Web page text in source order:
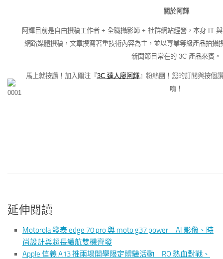
關於阿輝
阿輝目前是自由撰稿工作者 + 全職攝影師 + 社群網站經營，本身 IT
網路媒體撰稿，文章撰寫著重技術內容為主，並以專業等級產品拍攝
新聞節目常在的 3C 產品來賓。
馬上就按讚！加入關注『3C 達人廖阿輝』粉絲團！您的訂閱與按個
唷！
延伸閱讀
Motorola 發表 edge 70 pro 與 moto g37 power AI 影像、時
尚設計與超長續航雙機齊發
Apple 信義 A13 推兩場開學限定體驗活動 RO 熱血對戰、